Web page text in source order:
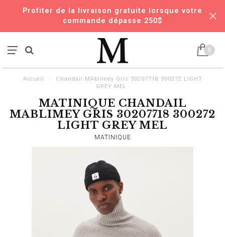
Profiter de la livraison gratuite lorsque votre
commande dépasse 250$
0
Accueil
Chandail MAblimey Gris 30207718 300272 LIGHT
GREY MEL
MATINIQUE CHANDAIL
MABLIMEY GRIS 30207718 300272
LIGHT GREY MEL
MATINIQUE